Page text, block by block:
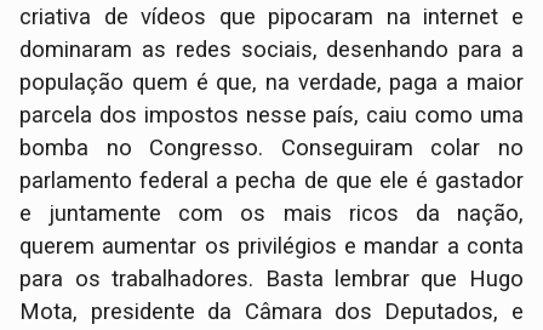
criativa de vídeos que pipocaram na internet e
dominaram as redes sociais, desenhando para a
população quem é que, na verdade, paga a maior
parcela dos impostos nesse país, caiu como uma
bomba no Congresso. Conseguiram colar no
parlamento federal a pecha de que ele é gastador
e juntamente com os mais ricos da nação,
querem aumentar os privilégios e mandar a conta
para os trabalhadores. Basta lembrar que Hugo
Mota, presidente da Câmara dos Deputados, e